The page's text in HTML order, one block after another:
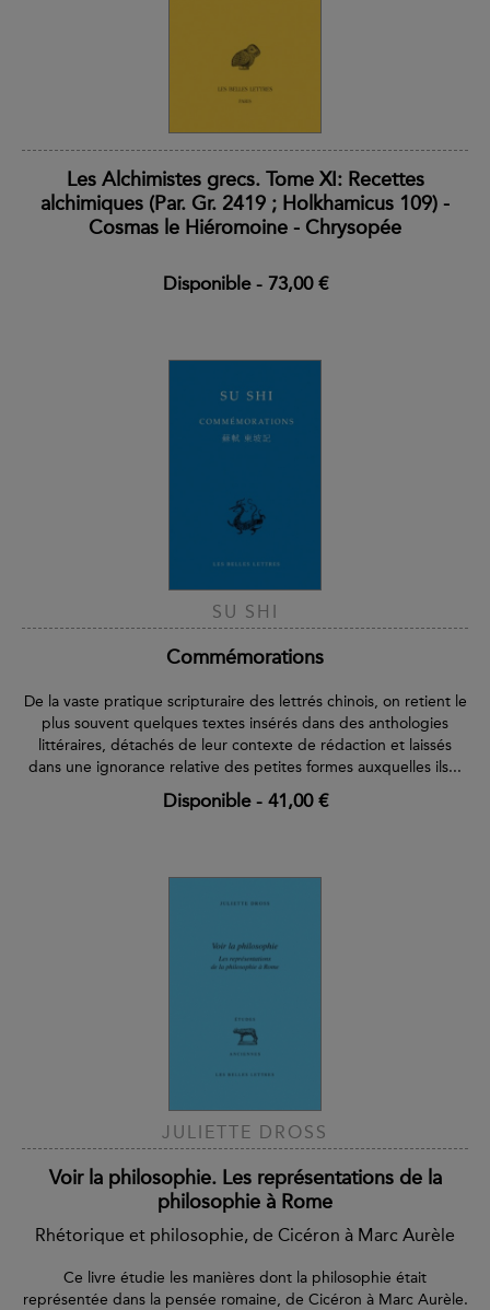
Les Alchimistes grecs. Tome XI: Recettes
alchimiques (Par. Gr. 2419 ; Holkhamicus 109) -
Cosmas le Hiéromoine - Chrysopée
Disponible- 73,00 €
SU SHI
Commémorations
De la vaste pratique scripturaire des lettrés chinois, on retient le
plus souvent quelques textes insérés dans des anthologies
littéraires, détachés de leur contexte de rédaction et laissés
dans une ignorance relative des petites formes auxquelles ils...
Disponible- 41,00 €
JULIETTE DROSS
Voir la philosophie. Les représentations de la
philosophie à Rome
Rhétorique et philosophie, de Cicéron à Marc Aurèle
Ce livre étudie les manières dont la philosophie était
représentée dans la pensée romaine, de Cicéron à Marc Aurèle.